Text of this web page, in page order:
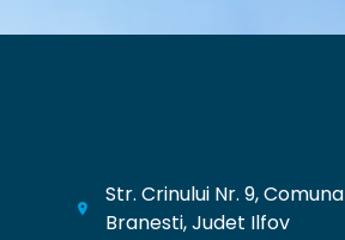
Str. Crinului Nr. 9, Comuna
Branesti, Judet Ilfov